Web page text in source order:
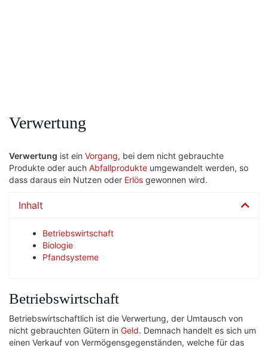
Verwertung
Verwertung ist ein Vorgang, bei dem nicht gebrauchte
Produkte oder auch Abfallprodukte umgewandelt werden, so
dass daraus ein Nutzen oder Erlös gewonnen wird.
Inhalt
Betriebswirtschaft
Biologie
Pfandsysteme
Betriebswirtschaft
Betriebswirtschaftlich ist die Verwertung, der Umtausch von
nicht gebrauchten Gütern in Geld. Demnach handelt es sich um
einen Verkauf von Vermögensgegenständen, welche für das